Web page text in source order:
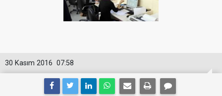
07:58
30 Kasım 2016